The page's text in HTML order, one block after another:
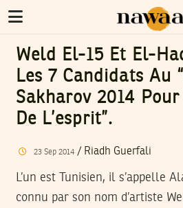
Weld El-15 Et El-
Les 7 Candidats Au
Sakharov 2014
De L’esprit”.
23 Sep 2014/ Riadh Guerfali
L’un est Tunisien, il s’appelle
connu par son nom d’artiste